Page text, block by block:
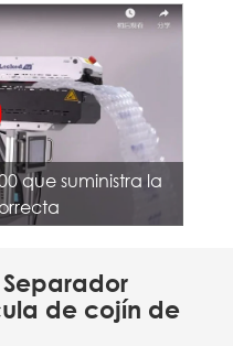
que suministra la
de cojín de